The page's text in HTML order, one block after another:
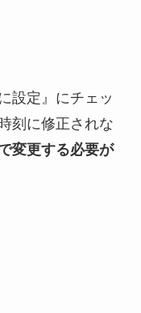
設定』にチェッ
刻に修正されな
変更する必要が